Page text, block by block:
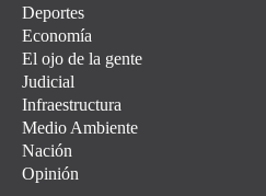
Deportes
Economía
El ojo de la gente
Judicial
Infraestructura
Medio Ambiente
Nación
Opinión